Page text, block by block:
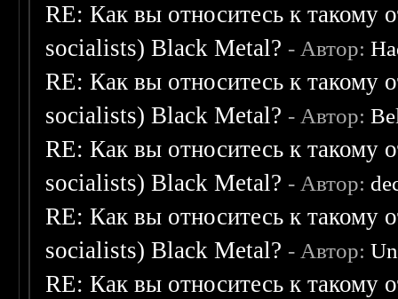
RE: Как вы относитесь к такому
socialists) Black Metal? - Автор:
RE: Как вы относитесь к такому
socialists) Black Metal? - Автор:
RE: Как вы относитесь к такому
socialists) Black Metal? - Автор:
RE: Как вы относитесь к такому
socialists) Black Metal? - Автор:
RE: Как вы относитесь к такому